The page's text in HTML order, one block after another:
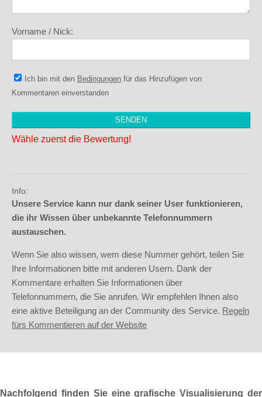
Vorname / Nick:
Ich bin mit den Bedingungen für das Hinzufügen von
Kommentaren einverstanden
Wähle zuerst die Bewertung!
Info:
Unsere Service kann nur dank seiner User funktionieren,
die ihr Wissen über unbekannte Telefonnummern
austauschen.
Wenn Sie also wissen, wem diese Nummer gehört, teilen Sie
Ihre Informationen bitte mit anderen Usern. Dank der
Kommentare erhalten Sie Informationen über
Telefonnummern, die Sie anrufen. Wir empfehlen Ihnen also
eine aktive Beteiligung an der Community des Service. Regeln
fürs Kommentieren auf der Website
Nachfolgend finden Sie eine grafische Visualisierung der